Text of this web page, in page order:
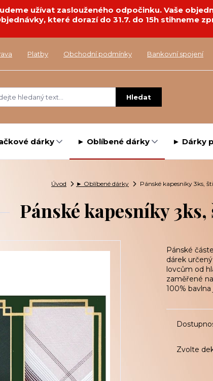
užívat zaslouženého odpočinku. Vaše
které dorazí do 31.7. do 15h stihneme
Platby Obchodní podmínky Bankovní spojení
Hledat
dárky ► Oblíbené dárky ► Dárky
Úvod ► Oblíbené dárky Pánské kapesníky 3ks,
Pánské kapesníky
Pánské
dárek
lovcům od
zaměřené
100% bavlna
Zvolte